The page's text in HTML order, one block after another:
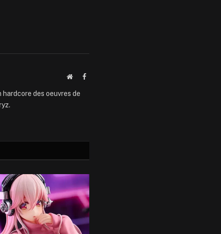
WebsiteFacebook
des oeuvres de